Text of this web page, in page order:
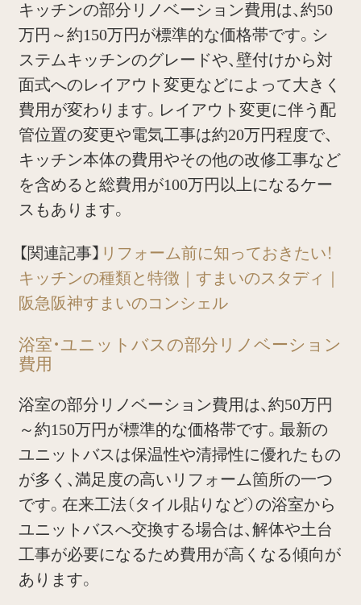
キッチンの部分リノベーション費用は、約50
万円～約150万円が標準的な価格帯です。シ
ステムキッチンのグレードや、壁付けから対
面式へのレイアウト変更などによって大きく
費用が変わります。レイアウト変更に伴う配
管位置の変更や電気工事は約20万円程度で、
キッチン本体の費用やその他の改修工事など
を含めると総費用が100万円以上になるケー
スもあります。
【関連記事】 リフォーム前に知っておきたい！
キッチンの種類と特徴｜すまいのスタディ｜
阪急阪神すまいのコンシェル
浴室・ユニットバスの部分リノベーション
費用
浴室の部分リノベーション費用は、約50万円
～約150万円が標準的な価格帯です。最新の
ユニットバスは保温性や清掃性に優れたもの
が多く、満足度の高いリフォーム箇所の一つ
です。在来工法（タイル貼りなど）の浴室から
ユニットバスへ交換する場合は、解体や土台
工事が必要になるため費用が高くなる傾向が
あります。